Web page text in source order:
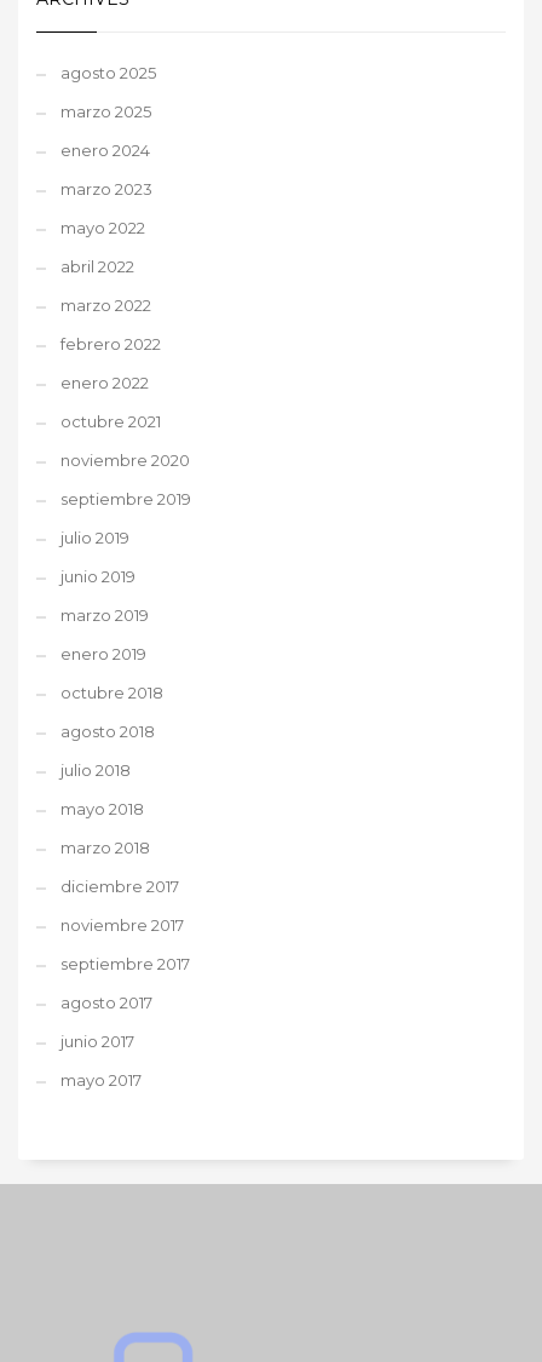
agosto 2025
marzo 2025
enero 2024
marzo 2023
mayo 2022
abril 2022
marzo 2022
febrero 2022
enero 2022
octubre 2021
noviembre 2020
septiembre 2019
julio 2019
junio 2019
marzo 2019
enero 2019
octubre 2018
agosto 2018
julio 2018
mayo 2018
marzo 2018
diciembre 2017
noviembre 2017
septiembre 2017
agosto 2017
junio 2017
mayo 2017